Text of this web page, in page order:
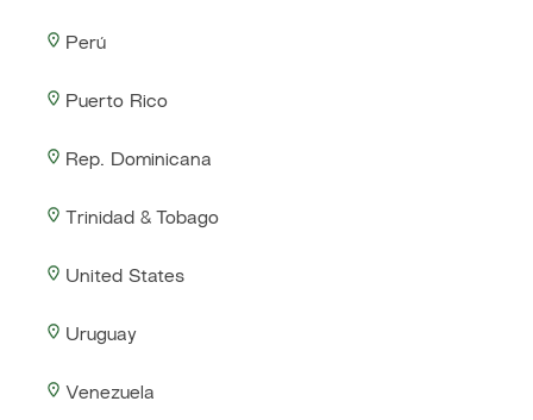
Perú
Puerto Rico
Rep. Dominicana
Trinidad & Tobago
United States
Uruguay
Venezuela